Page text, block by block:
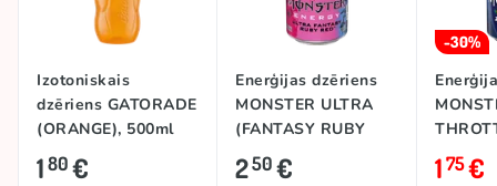
Izotoniskais
dzēriens GATORADE
(ORANGE), 500ml
180€
Enerģijas dzēriens
MONSTER ULTRA
(FANTASY RUBY
RED), 500ml
250€
-30%
175€